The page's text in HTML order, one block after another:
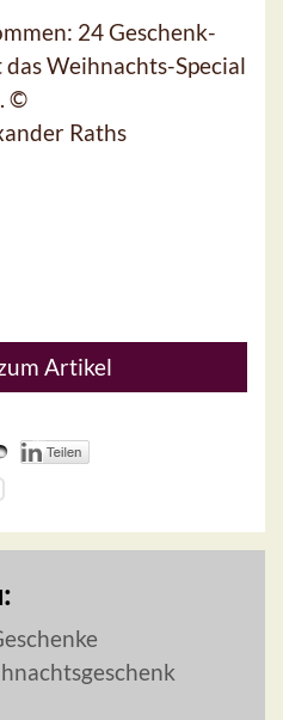
24 Geschenk-
Weihnachts-Special
©
Raths
Artikel